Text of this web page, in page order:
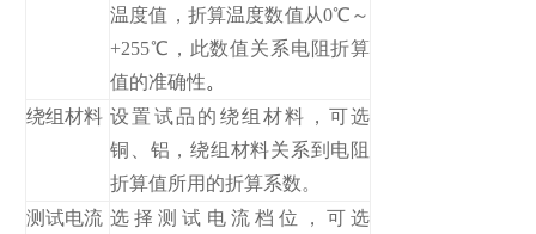
温度值，折算温度数值从0℃～
+255℃，此数值关系电阻折算
值的准确性。
绕组材料 设置试品的绕组材料，可选
铜、铝，绕组材料关系到电阻
折算值所用的折算系数。
测试电流 选择测试电流档位，可选